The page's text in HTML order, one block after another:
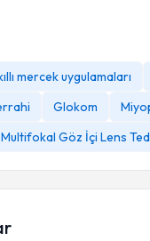
mercek uygulamaları
Glokom
Göz İçi Lens